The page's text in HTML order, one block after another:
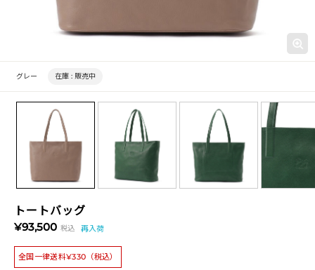
トートバッグ
¥93,500 税込 再入荷
全国一律送料¥330（税込）
グレー 在庫 : 販売中